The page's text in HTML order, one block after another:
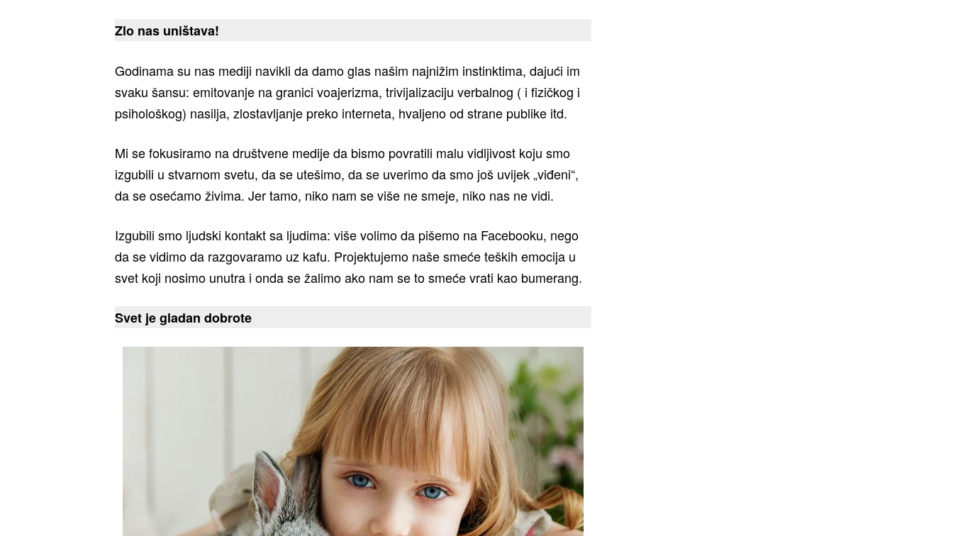
Zlo nas uništava!
Godinama su nas mediji navikli da damo glas našim najnižim instinktima, dajući im
svaku šansu: emitovanje na granici voajerizma, trivijalizaciju verbalnog ( i fizičkog i
psihološkog) nasilja, zlostavljanje preko interneta, hvaljeno od strane publike itd.
Mi se fokusiramo na društvene medije da bismo povratili malu vidljivost koju smo
izgubili u stvarnom svetu, da se utešimo, da se uverimo da smo još uvijek „viđeni“,
da se osećamo živima. Jer tamo, niko nam se više ne smeje, niko nas ne vidi.
Izgubili smo ljudski kontakt sa ljudima: više volimo da pišemo na Facebooku, nego
da se vidimo da razgovaramo uz kafu. Projektujemo naše smeće teških emocija u
svet koji nosimo unutra i onda se žalimo ako nam se to smeće vrati kao bumerang.
Svet je gladan dobrote